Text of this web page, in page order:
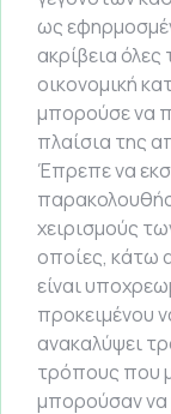
ως
ακρίβεια όλες
οικονομική
μπορούσε να
πλαίσια της
Έπρεπε να
χειρισμούς
οποίες, κάτω
είναι
προκειμένου
ανακαλύψει
τρόπους που
μπορούσαν να